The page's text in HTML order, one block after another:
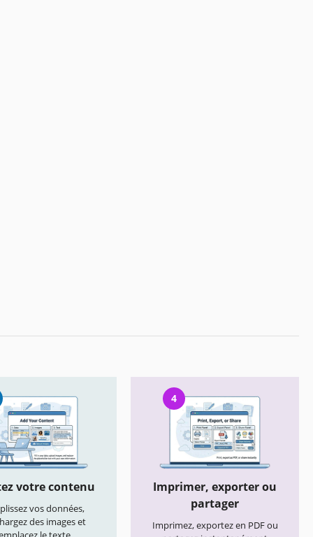
votre contenu
vos données,
des images et
4
Imprimer, exporter ou
partager
Imprimez, exportez en PDF ou